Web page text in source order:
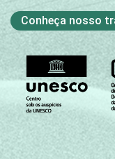
DE
EMPREGO
Base:
Internet
Conheça nosso